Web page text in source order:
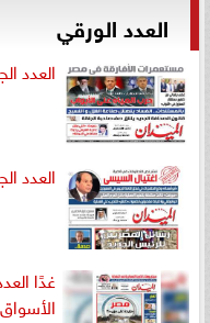
العدد الورقي
العدد
العدد
غدًا
الأسواق